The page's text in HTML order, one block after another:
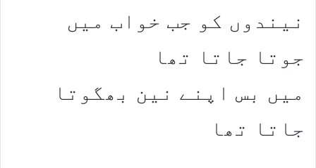
نیندوں کو جب خواب میں
جوتا جاتا تھا
میں بس اپنے نین بھگوتا
جاتا تھا